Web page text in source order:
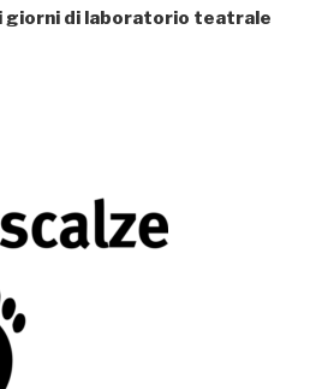
giorni di laboratorio teatrale